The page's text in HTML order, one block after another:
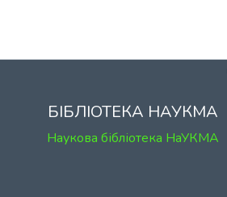
БІБЛІОТЕКА НАУКМА
Наукова бібліотека НаУКМА